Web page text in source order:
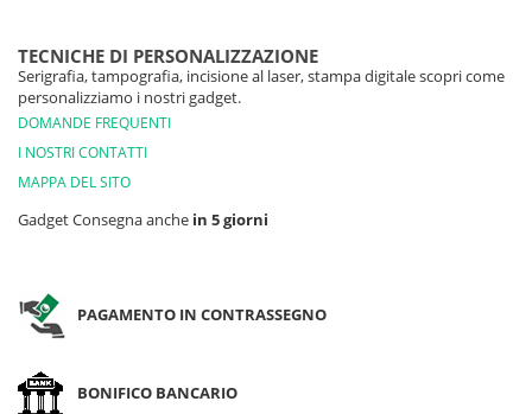
TECNICHE DI PERSONALIZZAZIONE
Serigrafia, tampografia, incisione al laser, stampa digitale scopri come
personalizziamo i nostri gadget.
DOMANDE FREQUENTI
I NOSTRI CONTATTI
MAPPA DEL SITO
Gadget Consegna anche in 5 giorni
PAGAMENTO IN CONTRASSEGNO
BONIFICO BANCARIO